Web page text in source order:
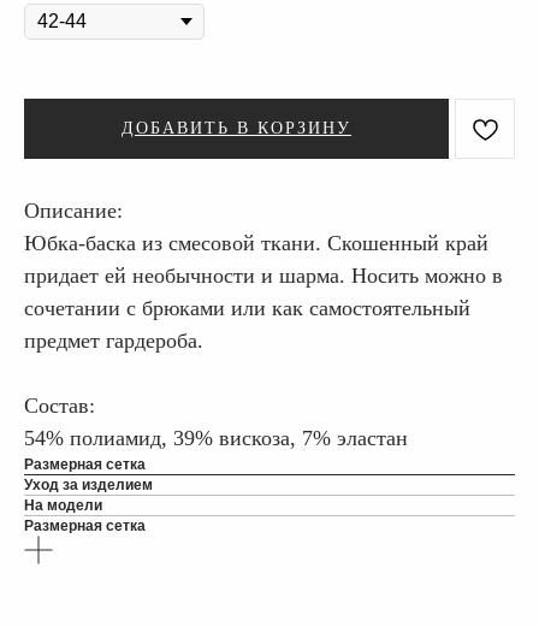
ДОБАВИТЬ В КОРЗИНУ
Описание:
Юбка-баска из смесовой ткани. Скошенный край
придает ей необычности и шарма. Носить можно в
сочетании с брюками или как самостоятельный
предмет гардероба.
Состав:
54% полиамид, 39% вискоза, 7% эластан
Размерная сетка
Уход за изделием
На модели
Размерная сетка